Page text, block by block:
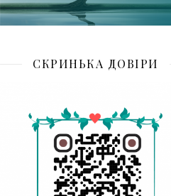
СКРИНЬКА ДОВІРИ